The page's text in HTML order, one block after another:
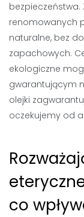
renomowanych
naturalne, bez
zapachowych.
ekologiczne
gwarantującym
olejki
oczekujemy od
co